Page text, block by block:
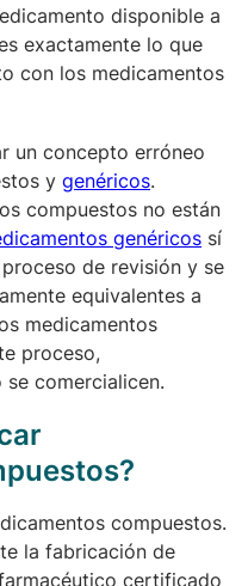
disponible a
exactamente lo que
con los medicamentos
un concepto erróneo
y genéricos.
compuestos no están
genéricos sí
de revisión y se
equivalentes a
medicamentos
proceso,
comercialicen.
compuestos.
la fabricación de
certificado